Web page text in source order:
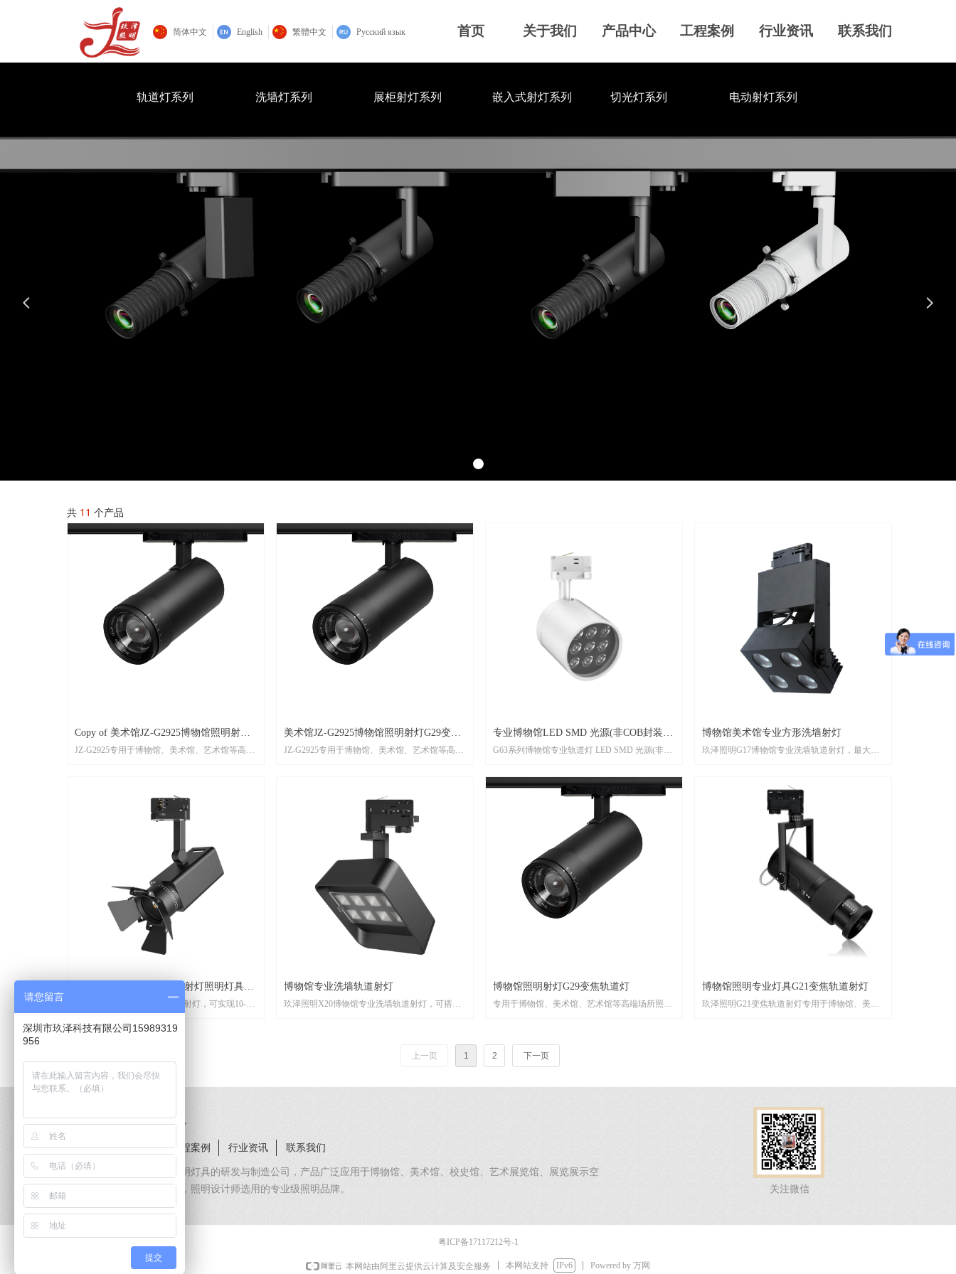
首页 关于我们 产品中心 工程案例 行业资讯 联系我们
简体中文 English 繁體中文 Русский язык
共 11 个产品
Copy of 美术馆JZ-G2925博物馆照明射灯
G29变焦轨道灯
JZ-G2925专用于博物馆、美术馆、艺术馆等高端
美术馆JZ-G2925博物馆照明射灯G29变焦
轨道灯
JZ-G2925专用于博物馆、美术馆、艺术馆等高端
专业博物馆LED SMD 光源(非COB封装)
轨道射灯
G63系列博物馆专业轨道灯 LED SMD 光源(非
型号：JZ-G6308 JZ-G6312
博物馆美术馆专业方形洗墙射灯
玖泽照明G17博物馆专业洗墙轨道射灯，最大功
博物馆专业调光变焦轨道射灯照明灯具
玖泽照明G31博物馆专业轨道射灯，可实现10-
眩蜂窝网、拉伸镜、遮光罩、切光镜头等，满足
博物馆专业洗墙轨道射灯
玖泽照明X20博物馆专业洗墙轨道射灯，可搭配
明、正方形光斑洗墙、长方形光斑洗墙、偏光洗
博物馆照明射灯G29变焦轨道灯
专用于博物馆、美术馆、艺术馆等高端场所照
博物馆照明专业灯具G21变焦轨道射灯
玖泽照明G21变焦轨道射灯专用于博物馆、美术
上一页
1 2 下一页
轨道灯系列 洗墙灯系列 展柜射灯系列 嵌入式射灯系列 切光灯系列 电动射灯系列
넳 넲
关于我们 产品中心 工程案例 行业资讯 联系我们
玖泽照明是专注于高端展陈照明灯具的研发与制造公司，产品广泛应用于博物馆、美术馆、校史馆、艺术展览馆、展览展示空
间等领域，是众多展陈设计师，照明设计师选用的专业级照明品牌。
关注微信
粤ICP备17117212号-1
本网站由阿里云提供云计算及安全服务 本网站支持 IPv6 Powered by 万网
请您留言
深圳市玖泽科技有限公司15989319
956
提交